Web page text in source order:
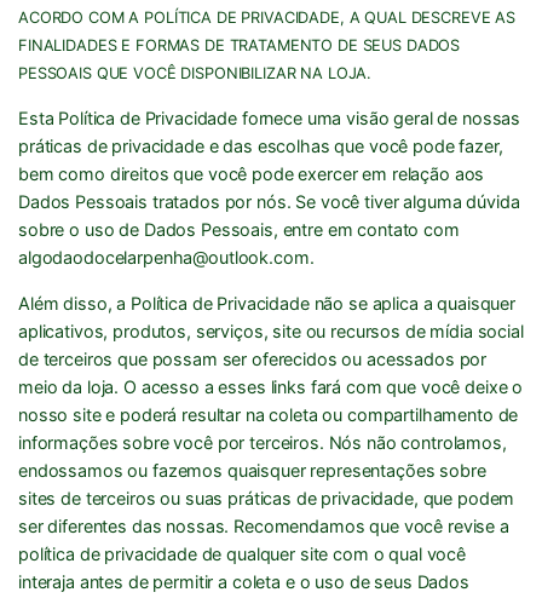
ACORDO COM A POLÍTICA DE PRIVACIDADE, A QUAL DESCREVE AS
FINALIDADES E FORMAS DE TRATAMENTO DE SEUS DADOS
PESSOAIS QUE VOCÊ DISPONIBILIZAR NA LOJA.
Esta Política de Privacidade fornece uma visão geral de nossas
práticas de privacidade e das escolhas que você pode fazer,
bem como direitos que você pode exercer em relação aos
Dados Pessoais tratados por nós. Se você tiver alguma dúvida
sobre o uso de Dados Pessoais, entre em contato com
algodaodocelarpenha@outlook.com.
Além disso, a Política de Privacidade não se aplica a quaisquer
aplicativos, produtos, serviços, site ou recursos de mídia social
de terceiros que possam ser oferecidos ou acessados por
meio da loja. O acesso a esses links fará com que você deixe o
nosso site e poderá resultar na coleta ou compartilhamento de
informações sobre você por terceiros. Nós não controlamos,
endossamos ou fazemos quaisquer representações sobre
sites de terceiros ou suas práticas de privacidade, que podem
ser diferentes das nossas. Recomendamos que você revise a
política de privacidade de qualquer site com o qual você
interaja antes de permitir a coleta e o uso de seus Dados